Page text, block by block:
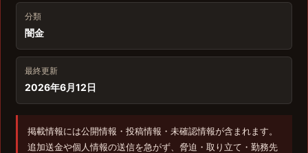
分類
闇金
最終更新
2026年6月12日
掲載情報には公開情報・投稿情報・未確認情報が含まれます。
追加送金や個人情報の送信を急がず、脅迫・取り立て・勤務先